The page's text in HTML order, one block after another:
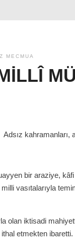
MECMUA
kopyala
Adsız kahramanları,
bir araziye,
vasıtalarıyla
olan iktisadi
etmekten ibaretti.